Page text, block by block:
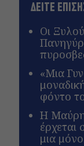
ΔΕΙΤΕ
Οι
«Μια
φόντο
Η Μαύρη
έρχεται
μια